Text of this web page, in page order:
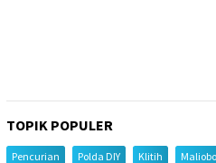
TOPIK POPULER
Pencurian Polda DIY Klitih